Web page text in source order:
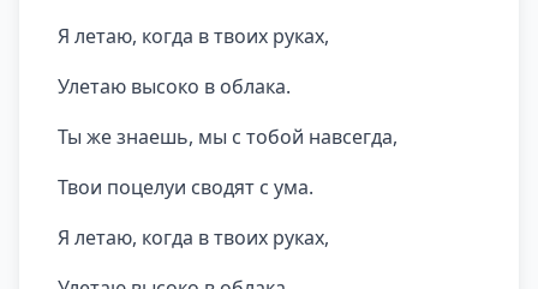
Я летаю, когда в твоих руках,
Улетаю высоко в облака.
Ты же знаешь, мы с тобой навсегда,
Твои поцелуи сводят с ума.
Я летаю, когда в твоих руках,